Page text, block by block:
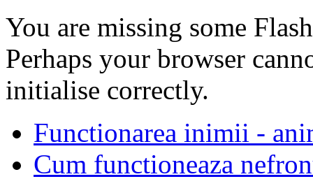
You are missing some
Perhaps your browser
initialise correctly.
Functionarea inimii -
Cum functioneaza